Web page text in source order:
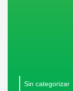
Sin categorizar